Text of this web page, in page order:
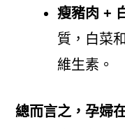
瘦豬肉 +
質，白菜
維生素。
總而言之，孕婦